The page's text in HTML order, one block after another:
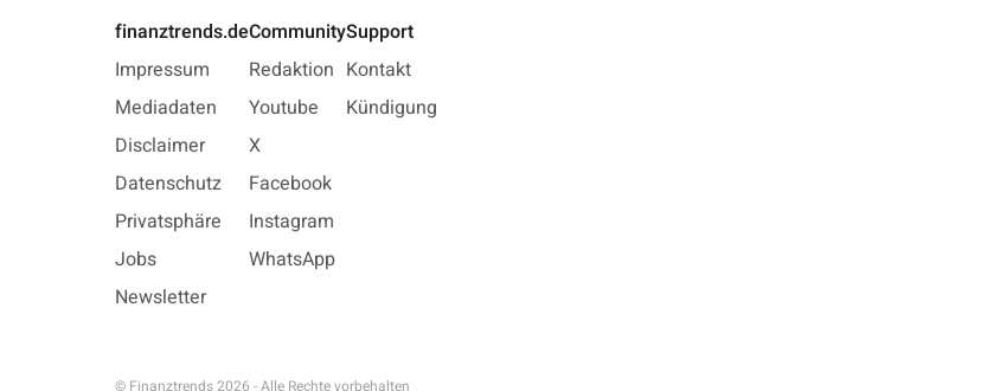
finanztrends.de
Impressum
Mediadaten
Disclaimer
Datenschutz
Privatsphäre
Jobs
Newsletter
Community
Redaktion
Youtube
X
Facebook
Instagram
WhatsApp
Support
Kontakt
Kündigung
© Finanztrends 2026 - Alle Rechte vorbehalten